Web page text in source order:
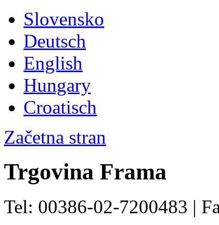
Slovensko
Deutsch
English
Hungary
Croatisch
Začetna stran
Trgovina Frama
Tel: 00386-02-7200483 |